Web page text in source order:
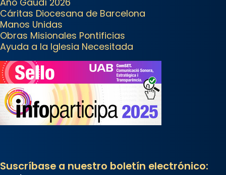
concelebrat el bisbe auxiliar de
Barcelona, Mons. David Abadías.
📸 Dr. G. Simón
Foto
View on Facebook · Share
Arquebisbat de Barcelona
2 weeks ago
Memòria de les santes Juliana i
Cugat, a partir de l’Edat Mitjana
Cáritas Diocesana de Barcelona
Manos Unidas
Obras Misionales Pontificias
Ayuda a la Iglesia Necesitada
Suscríbase a nuestro boletín electrónico: